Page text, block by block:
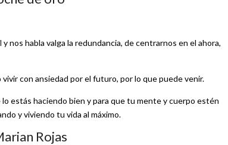
nos habla valga la redundancia, de centrarnos en el ahora,
con ansiedad por el futuro, por lo que puede venir.
estás haciendo bien y para que tu mente y cuerpo estén
y viviendo tu vida al máximo.
Rojas